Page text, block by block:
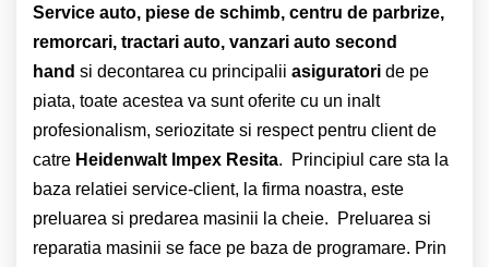
Service auto, piese de schimb, centru de parbrize,
remorcari, tractari auto, vanzari auto second
hand si decontarea cu principalii asiguratori de pe
piata, toate acestea va sunt oferite cu un inalt
profesionalism, seriozitate si respect pentru client de
catre Heidenwalt Impex Resita. Principiul care sta la
baza relatiei service-client, la firma noastra, este
preluarea si predarea masinii la cheie. Preluarea si
reparatia masinii se face pe baza de programare. Prin